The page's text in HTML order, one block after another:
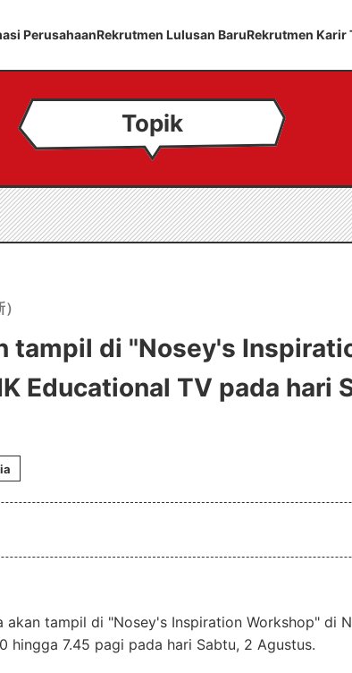
PerusahaanRekrutmen Lulusan BaruRekrutmen Karir
Topik
tampil di "Nosey's
Educational TV pada hari
tampil di "Nosey's Inspiration Workshop" di
hingga 7.45 pagi pada hari Sabtu, 2 Agustus.